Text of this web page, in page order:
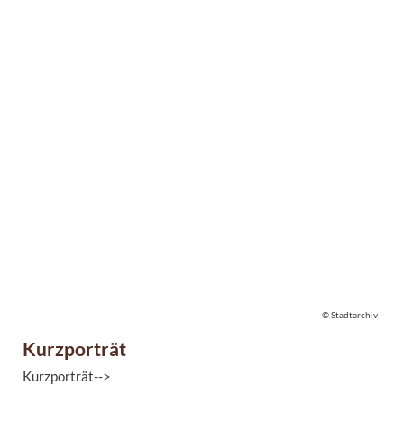
Kurzporträt
Kurzporträt-->
© Stadtarchiv